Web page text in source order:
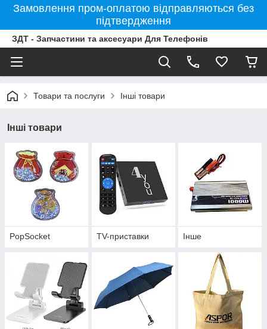
Замовлення пром-оплатою відправляються без
підтвердження
ЗДТ - Запчастини та аксесуари Для Телефонів
Товари та послуги Інші товари
Інші товари
PopSocket TV-приставки Інше